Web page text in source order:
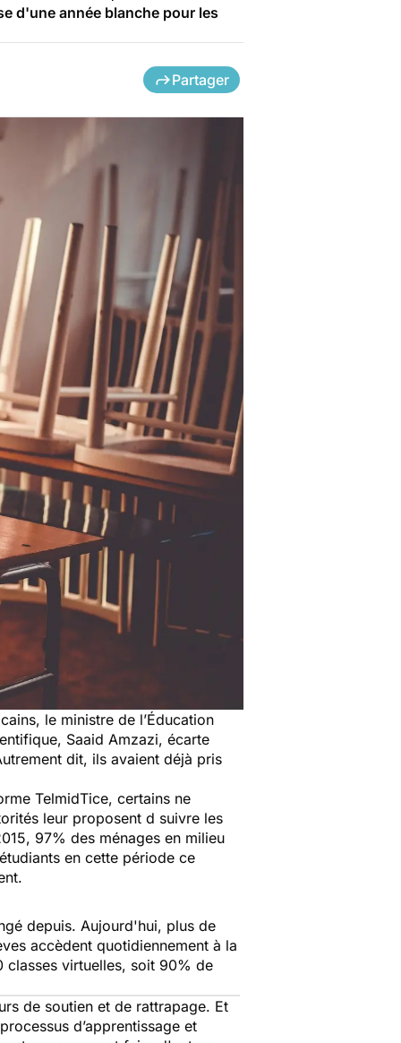
d'une année blanche pour les
Partager
le ministre de l’Éducation
Saaid Amzazi, écarte
dit, ils avaient déjà pris
TelmidTice, certains ne
leur proposent d suivre les
97% des ménages en milieu
en cette période ce
depuis. Aujourd'hui, plus de
accèdent quotidiennement à la
classes virtuelles, soit 90% de
de soutien et de rattrapage. Et
d’apprentissage et